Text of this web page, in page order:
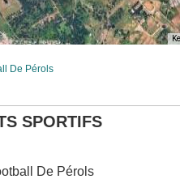
De Pérols
SPORTIFS
De Pérols